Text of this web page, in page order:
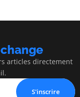
articles directement
S'inscrire